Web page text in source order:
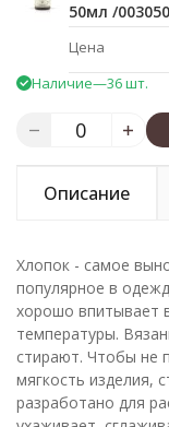
50мл /003050
Цена
Наличие—36 шт.
Описание
Хлопок - самое
популярное в
хорошо впитывает
температуры.
стирают. Чтобы не
мягкость изделия,
разработано для